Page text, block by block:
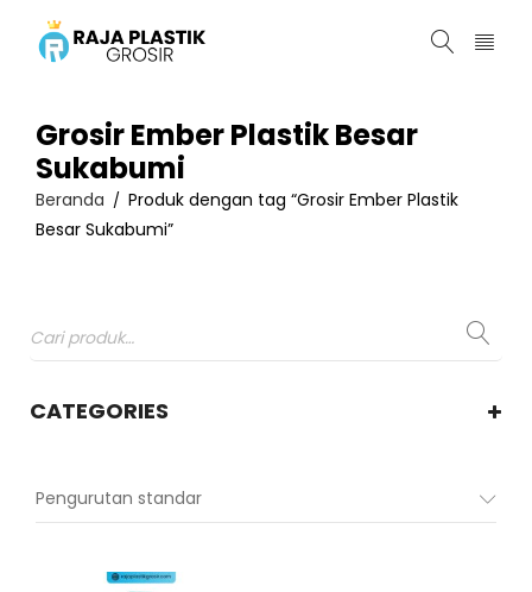
Grosir Ember Plastik Besar
Sukabumi
Beranda / Produk dengan tag “Grosir Ember Plastik
Besar Sukabumi”
CATEGORIES
Pengurutan standar